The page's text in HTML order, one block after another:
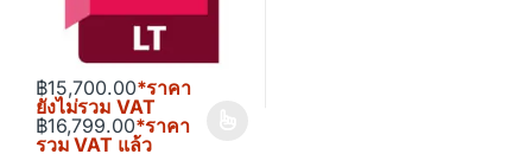
฿15,700.00*ราคา
ยังไม่รวม VAT
฿16,799.00*ราคา
รวม VAT แล้ว
This product has multiple variants. The options may be chosen